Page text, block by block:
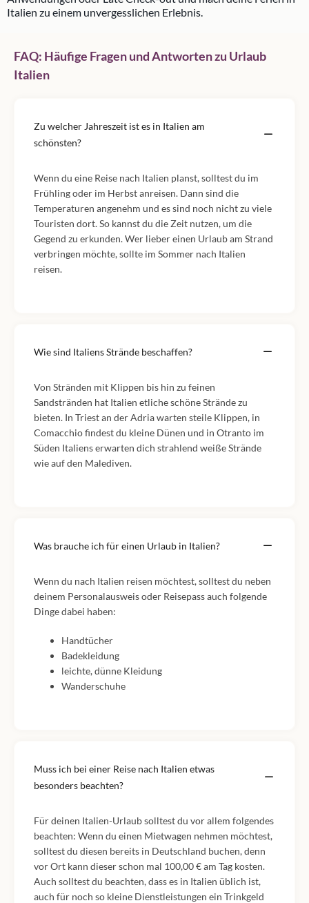
Italien zu einem unvergesslichen Erlebnis.
FAQ: Häufige Fragen und Antworten zu Urlaub
Italien
Zu welcher Jahreszeit ist es in Italien am
schönsten?
Wenn du eine Reise nach Italien planst, solltest du im
Frühling oder im Herbst anreisen. Dann sind die
Temperaturen angenehm und es sind noch nicht zu viele
Touristen dort. So kannst du die Zeit nutzen, um die
Gegend zu erkunden. Wer lieber einen Urlaub am Strand
verbringen möchte, sollte im Sommer nach Italien
reisen.
Wie sind Italiens Strände beschaffen?
Von Stränden mit Klippen bis hin zu feinen
Sandstränden hat Italien etliche schöne Strände zu
bieten. In Triest an der Adria warten steile Klippen, in
Comacchio findest du kleine Dünen und in Otranto im
Süden Italiens erwarten dich strahlend weiße Strände
wie auf den Malediven.
Was brauche ich für einen Urlaub in Italien?
Wenn du nach Italien reisen möchtest, solltest du neben
deinem Personalausweis oder Reisepass auch folgende
Dinge dabei haben:
Handtücher
Badekleidung
leichte, dünne Kleidung
Wanderschuhe
Muss ich bei einer Reise nach Italien etwas
besonders beachten?
Für deinen Italien-Urlaub solltest du vor allem folgendes
beachten: Wenn du einen Mietwagen nehmen möchtest,
solltest du diesen bereits in Deutschland buchen, denn
vor Ort kann dieser schon mal 100,00 € am Tag kosten.
Auch solltest du beachten, dass es in Italien üblich ist,
auch für noch so kleine Dienstleistungen ein Trinkgeld